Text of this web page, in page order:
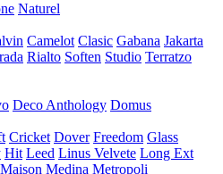
Naturel
Camelot Clasic Gabana Jakarta
Rialto Soften Studio Terratzo
Deco Anthology Domus
Cricket Dover Freedom Glass
Hit Leed Linus Velvete Long Ext
Maison Medina Metropoli